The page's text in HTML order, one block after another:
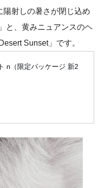
射しの暑さが閉じ込め
と、黄みニュアンスのヘ
Sunset」です。
n（限定パッケージ 新2